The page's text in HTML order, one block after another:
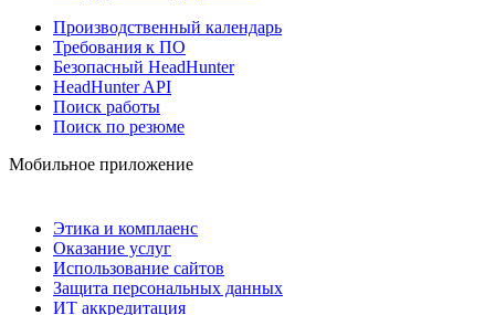
Производственный календарь
Требования к ПО
Безопасный HeadHunter
HeadHunter API
Поиск работы
Поиск по резюме
Мобильное приложение
Этика и комплаенс
Оказание услуг
Использование сайтов
Защита персональных данных
ИТ аккредитация